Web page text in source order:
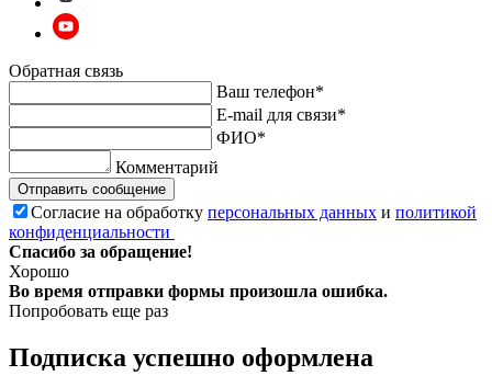
Обратная связь
Ваш телефон*
E-mail для связи*
ФИО*
Комментарий
Отправить сообщение
Согласие на обработку персональных данных и политикой
конфиденциальности
Спасибо за обращение!
Хорошо
Во время отправки формы произошла ошибка.
Попробовать еще раз
Подписка успешно оформлена